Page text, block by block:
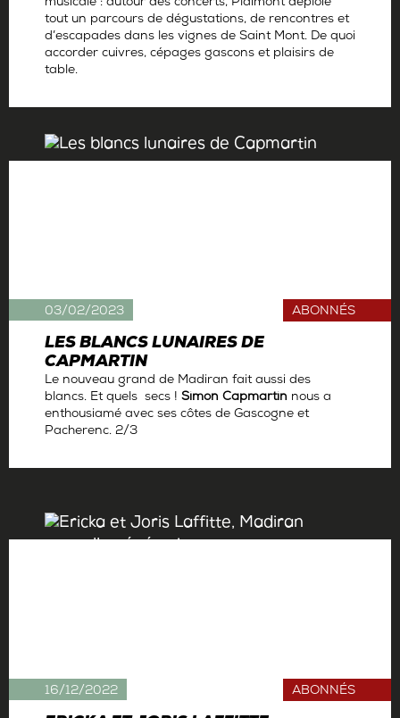
tout un parcours de dégustations, de rencontres et
d’escapades dans les vignes de Saint Mont. De quoi
accorder cuivres, cépages gascons et plaisirs de
table.
LES BLANCS LUNAIRES DE
CAPMARTIN
ABONNÉS
Le nouveau grand de Madiran fait aussi des
blancs. Et quels secs ! Simon Capmartin nous a
enthousiamé avec ses côtes de Gascogne et
Pacherenc. 2/3
03/02/2023
ABONNÉS
16/12/2022